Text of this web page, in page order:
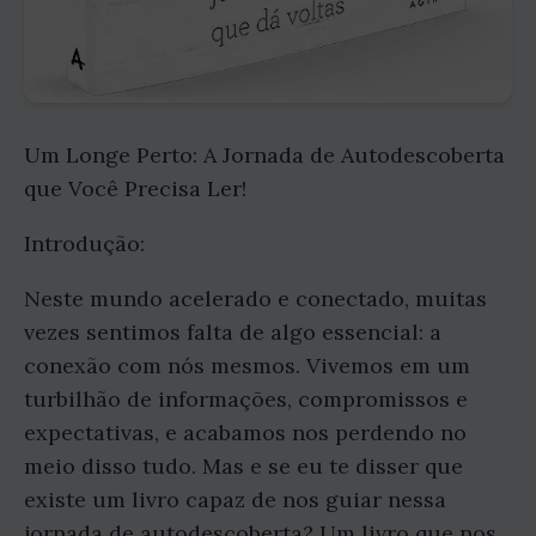
Um Longe Perto: A Jornada de Autodescoberta
que Você Precisa Ler!
Introdução:
Neste mundo acelerado e conectado, muitas
vezes sentimos falta de algo essencial: a
conexão com nós mesmos. Vivemos em um
turbilhão de informações, compromissos e
expectativas, e acabamos nos perdendo no
meio disso tudo. Mas e se eu te disser que
existe um livro capaz de nos guiar nessa